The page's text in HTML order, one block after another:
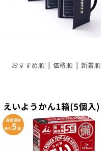
おすすめ順 |価格順 |新着順